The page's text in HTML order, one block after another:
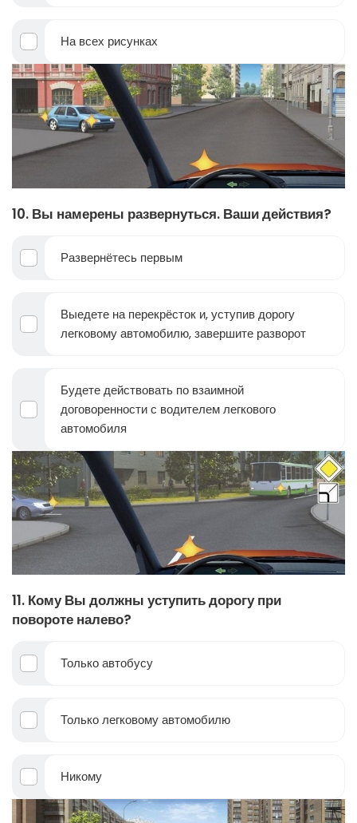
На всех рисунках
10. Вы намерены развернуться. Ваши действия?
Развернётесь первым
Выедете на перекрёсток и, уступив дорогу
легковому автомобилю, завершите разворот
Будете действовать по взаимной
договоренности с водителем легкового
автомобиля
11. Кому Вы должны уступить дорогу при
повороте налево?
Только автобусу
Только легковому автомобилю
Никому